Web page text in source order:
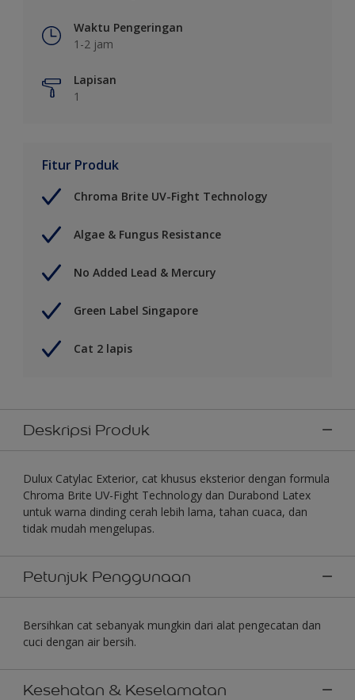
Waktu Pengeringan
1-2 jam
Lapisan
1
Fitur Produk
Chroma Brite UV-Fight Technology
Algae & Fungus Resistance
No Added Lead & Mercury
Green Label Singapore
Cat 2 lapis
Deskripsi Produk
Dulux Catylac Exterior, cat khusus eksterior dengan formula
Chroma Brite UV-Fight Technology dan Durabond Latex
untuk warna dinding cerah lebih lama, tahan cuaca, dan
tidak mudah mengelupas.
Petunjuk Penggunaan
Bersihkan cat sebanyak mungkin dari alat pengecatan dan
cuci dengan air bersih.
Kesehatan & Keselamatan